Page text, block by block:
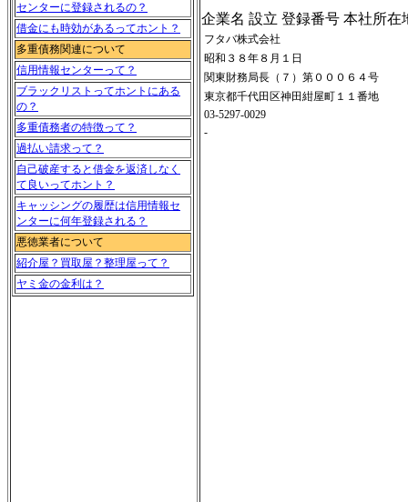
センターに登録されるの？
借金にも時効があるってホント？
多重債務関連について
信用情報センターって？
ブラックリストってホントにある
の？
多重債務者の特徴って？
過払い請求って？
自己破産すると借金を返済しなく
て良いってホント？
キャッシングの履歴は信用情報セ
ンターに何年登録される？
悪徳業者について
紹介屋？買取屋？整理屋って？
ヤミ金の金利は？
企業名 設立 登録番号 本社所在
フタバ株式会社
昭和３８年８月１日
関東財務局長（７）第０００６４号
東京都千代田区神田紺屋町１１番地
03-5297-0029
-